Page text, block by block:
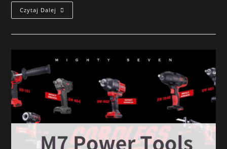
Czytaj Dalej